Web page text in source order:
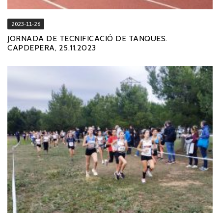
2023-11-26
JORNADA DE TECNIFICACIÓ DE TANQUES.
CAPDEPERA, 25.11.2023